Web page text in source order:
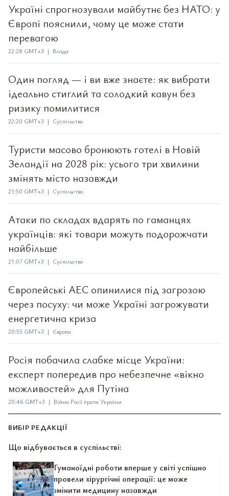
Україні спрогнозували майбутнє без НАТО: у
Європі пояснили, чому це може стати
перевагою
22:28 GMT+3 | Влада
Один погляд — і ви вже знаєте: як вибрати
ідеально стиглий та солодкий кавун без
ризику помилитися
22:20 GMT+3 | Суспільство
Туристи масово бронюють готелі в Новій
Зеландії на 2028 рік: усього три хвилини
змінять місто назавжди
21:50 GMT+3 | Суспільство
Атаки по складах вдарять по гаманцях
українців: які товари можуть подорожчати
найбільше
21:07 GMT+3 | Суспільство
Європейські АЕС опинилися під загрозою
через посуху: чи може Україні загрожувати
енергетична криза
20:55 GMT+3 | Європа
Росія побачила слабке місце України:
експерт попередив про небезпечне «вікно
можливостей» для Путіна
20:46 GMT+3 | Війна Росії проти України
ВИБІР РЕДАКЦІЇ
Що відбувається в суспільстві:
Гуманоїдні роботи вперше у світі успішно
провели хірургічні операції: це може
змінити медицину назавжди